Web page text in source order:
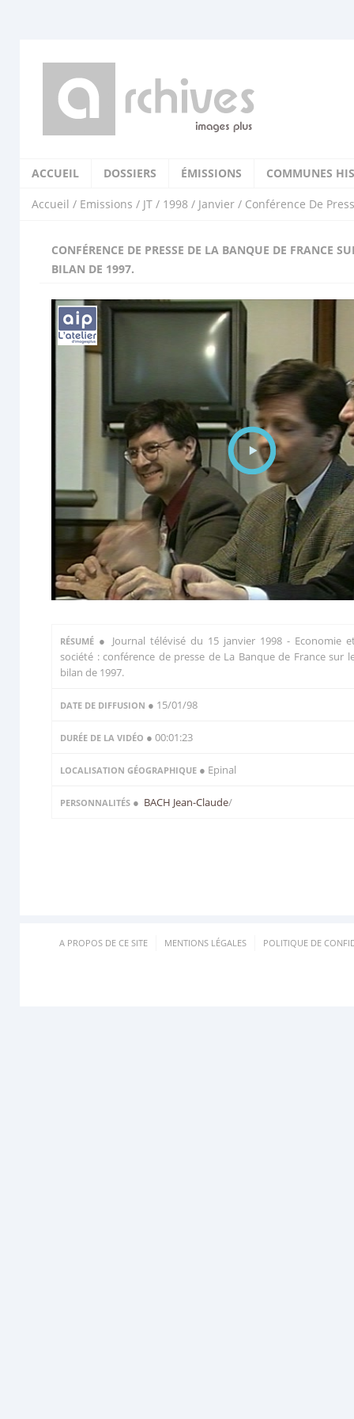
ACCUEIL DOSSIERS ÉMISSIONS COMMUNES
Accueil / Emissions / JT / 1998 / Janvier / Conférence De
CONFÉRENCE DE PRESSE DE LA BANQUE DE FRANCE
BILAN DE 1997.
RÉSUMÉ ● Journal télévisé du 15 janvier 1998 - Economie
société : conférence de presse de La Banque de France sur
bilan de 1997.
DATE DE DIFFUSION ● 15/01/98
DURÉE DE LA VIDÉO ● 00:01:23
LOCALISATION GÉOGRAPHIQUE ● Epinal
PERSONNALITÉS ● BACH Jean-Claude/
A PROPOS DE CE SITE MENTIONS LÉGALES POLITIQUE DE